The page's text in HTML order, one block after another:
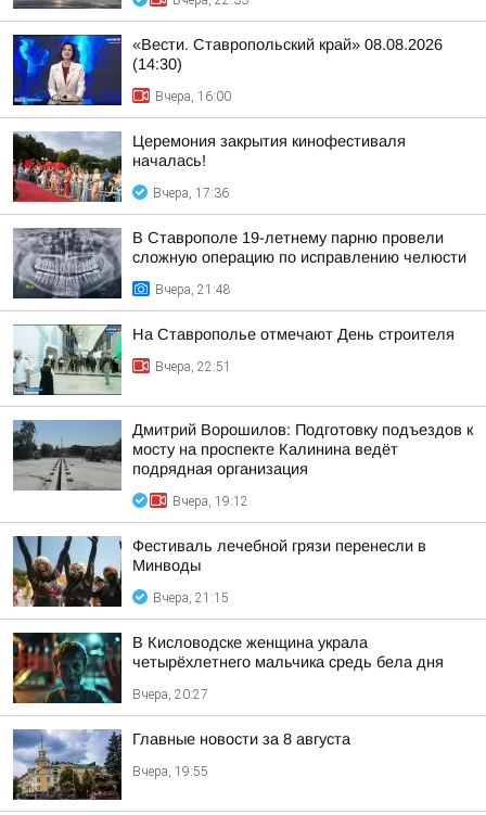
«Вести. Ставропольский край» 08.08.2026
(14:30)
Вчера, 16:00
Церемония закрытия кинофестиваля
началась!
Вчера, 17:36
В Ставрополе 19-летнему парню провели
сложную операцию по исправлению челюсти
Вчера, 21:48
На Ставрополье отмечают День строителя
Вчера, 22:51
Дмитрий Ворошилов: Подготовку подъездов к
мосту на проспекте Калинина ведёт
подрядная организация
Вчера, 19:12
Фестиваль лечебной грязи перенесли в
Минводы
Вчера, 21:15
В Кисловодске женщина украла
четырёхлетнего мальчика средь бела дня
Вчера, 20:27
Главные новости за 8 августа
Вчера, 19:55